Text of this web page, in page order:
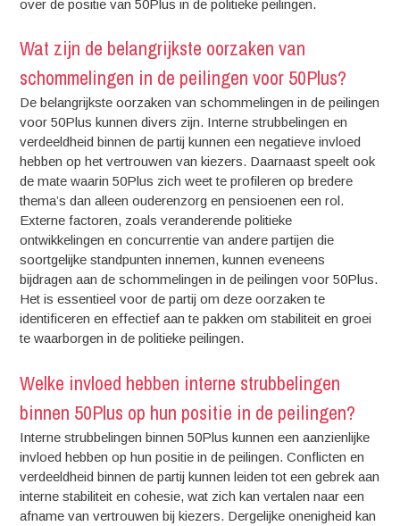
over de positie van 50Plus in de politieke peilingen.
Wat zijn de belangrijkste oorzaken van
schommelingen in de peilingen voor 50Plus?
De belangrijkste oorzaken van schommelingen in de peilingen
voor 50Plus kunnen divers zijn. Interne strubbelingen en
verdeeldheid binnen de partij kunnen een negatieve invloed
hebben op het vertrouwen van kiezers. Daarnaast speelt ook
de mate waarin 50Plus zich weet te profileren op bredere
thema’s dan alleen ouderenzorg en pensioenen een rol.
Externe factoren, zoals veranderende politieke
ontwikkelingen en concurrentie van andere partijen die
soortgelijke standpunten innemen, kunnen eveneens
bijdragen aan de schommelingen in de peilingen voor 50Plus.
Het is essentieel voor de partij om deze oorzaken te
identificeren en effectief aan te pakken om stabiliteit en groei
te waarborgen in de politieke peilingen.
Welke invloed hebben interne strubbelingen
binnen 50Plus op hun positie in de peilingen?
Interne strubbelingen binnen 50Plus kunnen een aanzienlijke
invloed hebben op hun positie in de peilingen. Conflicten en
verdeeldheid binnen de partij kunnen leiden tot een gebrek aan
interne stabiliteit en cohesie, wat zich kan vertalen naar een
afname van vertrouwen bij kiezers. Dergelijke onenigheid kan